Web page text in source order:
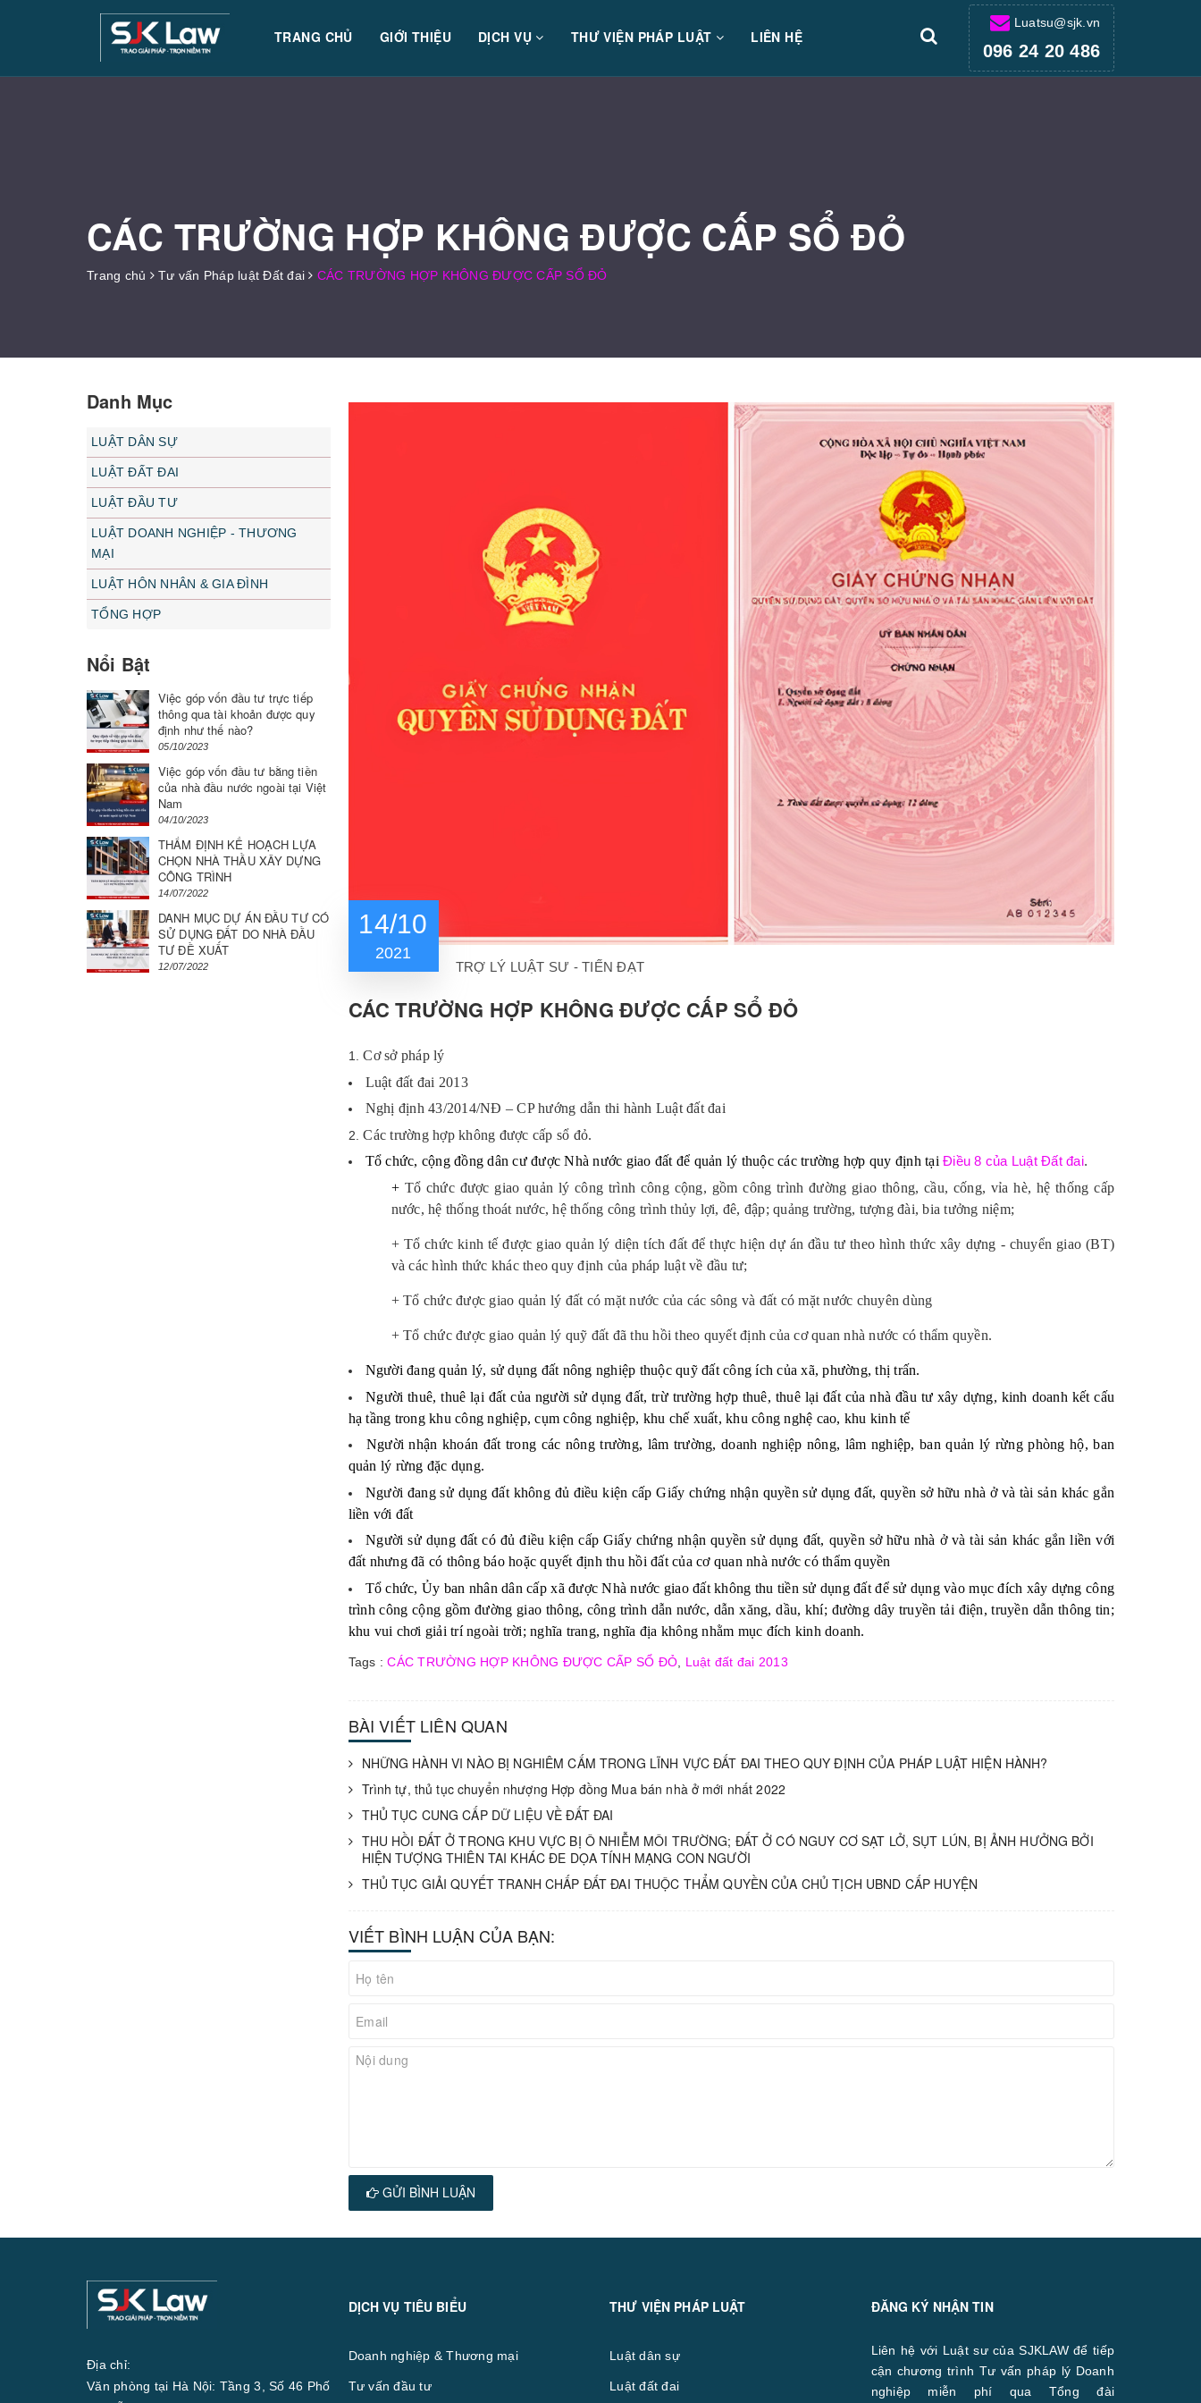
TRANG CHỦ GIỚI THIỆU DỊCH VỤ THƯ VIỆN PHÁP LUẬT LIÊN HỆ
Luatsu@sjk.vn
096 24 20 486
CÁC TRƯỜNG HỢP KHÔNG ĐƯỢC CẤP SỔ ĐỎ
Trang chủ Tư vấn Pháp luật Đất đai CÁC TRƯỜNG HỢP KHÔNG ĐƯỢC CẤP SỔ ĐỎ
14/10
2021
TRỢ LÝ LUẬT SƯ - TIẾN ĐẠT
CÁC TRƯỜNG HỢP KHÔNG ĐƯỢC CẤP SỔ ĐỎ
Cơ sở pháp lý
Luật đất đai 2013
Nghị định 43/2014/NĐ – CP hướng dẫn thi hành Luật đất đai
Các trường hợp không được cấp sổ đỏ.
Tổ chức, cộng đồng dân cư được Nhà nước giao đất để quản lý thuộc các trường hợp quy định tại Điều 8 của Luật Đất đai.
+ Tổ chức được giao quản lý công trình công cộng, gồm công trình đường giao thông, cầu, cống, vỉa hè, hệ thống cấp
nước, hệ thống thoát nước, hệ thống công trình thủy lợi, đê, đập; quảng trường, tượng đài, bia tưởng niệm;
+ Tổ chức kinh tế được giao quản lý diện tích đất để thực hiện dự án đầu tư theo hình thức xây dựng - chuyển giao (BT)
và các hình thức khác theo quy định của pháp luật về đầu tư;
+ Tổ chức được giao quản lý đất có mặt nước của các sông và đất có mặt nước chuyên dùng
+ Tổ chức được giao quản lý quỹ đất đã thu hồi theo quyết định của cơ quan nhà nước có thẩm quyền.
Người đang quản lý, sử dụng đất nông nghiệp thuộc quỹ đất công ích của xã, phường, thị trấn.
Người thuê, thuê lại đất của người sử dụng đất, trừ trường hợp thuê, thuê lại đất của nhà đầu tư xây dựng, kinh doanh kết cấu
hạ tầng trong khu công nghiệp, cụm công nghiệp, khu chế xuất, khu công nghệ cao, khu kinh tế
Người nhận khoán đất trong các nông trường, lâm trường, doanh nghiệp nông, lâm nghiệp, ban quản lý rừng phòng hộ, ban
quản lý rừng đặc dụng.
Người đang sử dụng đất không đủ điều kiện cấp Giấy chứng nhận quyền sử dụng đất, quyền sở hữu nhà ở và tài sản khác gắn
liền với đất
Người sử dụng đất có đủ điều kiện cấp Giấy chứng nhận quyền sử dụng đất, quyền sở hữu nhà ở và tài sản khác gắn liền với
đất nhưng đã có thông báo hoặc quyết định thu hồi đất của cơ quan nhà nước có thẩm quyền
Tổ chức, Ủy ban nhân dân cấp xã được Nhà nước giao đất không thu tiền sử dụng đất để sử dụng vào mục đích xây dựng công
trình công cộng gồm đường giao thông, công trình dẫn nước, dẫn xăng, dầu, khí; đường dây truyền tải điện, truyền dẫn thông tin;
khu vui chơi giải trí ngoài trời; nghĩa trang, nghĩa địa không nhằm mục đích kinh doanh.
Tags :CÁC TRƯỜNG HỢP KHÔNG ĐƯỢC CẤP SỔ ĐỎ Luật đất đai 2013
BÀI VIẾT LIÊN QUAN
NHỮNG HÀNH VI NÀO BỊ NGHIÊM CẤM TRONG LĨNH VỰC ĐẤT ĐAI THEO QUY ĐỊNH CỦA PHÁP LUẬT HIỆN HÀNH?
Trình tự, thủ tục chuyển nhượng Hợp đồng Mua bán nhà ở mới nhất 2022
THỦ TỤC CUNG CẤP DỮ LIỆU VỀ ĐẤT ĐAI
THU HỒI ĐẤT Ở TRONG KHU VỰC BỊ Ô NHIỄM MÔI TRƯỜNG; ĐẤT Ở CÓ NGUY CƠ SẠT LỞ, SỤT LÚN, BỊ ẢNH HƯỞNG BỞI
HIỆN TƯỢNG THIÊN TAI KHÁC ĐE DỌA TÍNH MẠNG CON NGƯỜI
THỦ TỤC GIẢI QUYẾT TRANH CHẤP ĐẤT ĐAI THUỘC THẨM QUYỀN CỦA CHỦ TỊCH UBND CẤP HUYỆN
VIẾT BÌNH LUẬN CỦA BẠN:
GỬI BÌNH LUẬN
Danh Mục
LUẬT DÂN SỰ
LUẬT ĐẤT ĐAI
LUẬT ĐẦU TƯ
LUẬT DOANH NGHIỆP - THƯƠNG
MẠI
LUẬT HÔN NHÂN & GIA ĐÌNH
TỔNG HỢP
Nổi Bật
Việc góp vốn đầu tư trực tiếp
thông qua tài khoản được quy
định như thế nào?
05/10/2023
Việc góp vốn đầu tư bằng tiền
của nhà đầu nước ngoài tại Việt
Nam
04/10/2023
THẨM ĐỊNH KẾ HOẠCH LỰA
CHỌN NHÀ THẦU XÂY DỰNG
CÔNG TRÌNH
14/07/2022
DANH MỤC DỰ ÁN ĐẦU TƯ CÓ
SỬ DỤNG ĐẤT DO NHÀ ĐẦU
TƯ ĐỀ XUẤT
12/07/2022
Địa chỉ:
Văn phòng tại Hà Nội: Tầng 3, Số 46 Phố
DỊCH VỤ TIÊU BIỂU
Doanh nghiệp & Thương mại
Tư vấn đầu tư
THƯ VIỆN PHÁP LUẬT
Luật dân sự
Luật đất đai
ĐĂNG KÝ NHẬN TIN
Liên hệ với Luật sư của SJKLAW để tiếp
cận chương trình Tư vấn pháp lý Doanh
nghiệp miễn phí qua Tổng đài